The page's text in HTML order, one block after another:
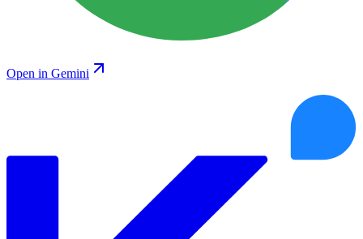
Open in Gemini